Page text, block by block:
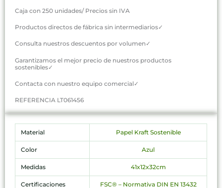
Caja con 250 unidades/ Precios sin IVA
Productos directos de fábrica sin intermediarios✓
Consulta nuestros descuentos por volumen✓
Garantizamos el mejor precio de nuestros productos
sostenibles✓
Contacta con nuestro equipo comercial✓
REFERENCIA LT061456
Material Papel Kraft Sostenible
Color Azul
Medidas 41x12x32cm
Certificaciones FSC® – Normativa DIN EN 13432